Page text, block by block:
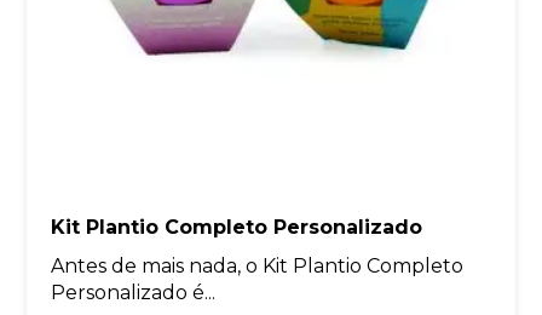
Kit Plantio Completo Personalizado
Antes de mais nada, o Kit Plantio Completo
Personalizado é...